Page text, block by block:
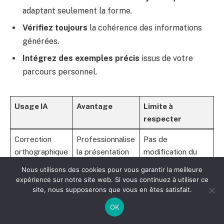
adaptant seulement la forme.
Vérifiez toujours la cohérence des informations
générées.
Intégrez des exemples précis issus de votre
parcours personnel.
Usage IA Avantage
Limite à
respecter
Correction
orthographique
Professionnalise
la présentation
Pas de
modification du
Réécriture de
Fluidifie la
Doit refléter le
Nous utilisons des cookies pour vous garantir la meilleure
expérience sur notre site web. Si vous continuez à utiliser ce
site, nous supposerons que vous en êtes satisfait.
OK